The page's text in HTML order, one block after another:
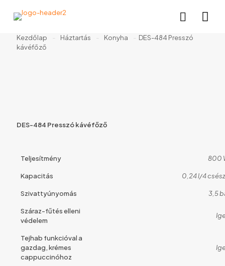
Kezdőlap - Háztartás - Konyha - DES-484 Presszó
kávéfőző
DES-484 Presszó kávéfőző
Teljesítmény 800
Kapacitás 0,24 l/4
Szivattyúnyomás 3,5
Száraz-fűtés elleni
védelem
Tejhab funkcióval a
gazdag, krémes
cappuccinóhoz